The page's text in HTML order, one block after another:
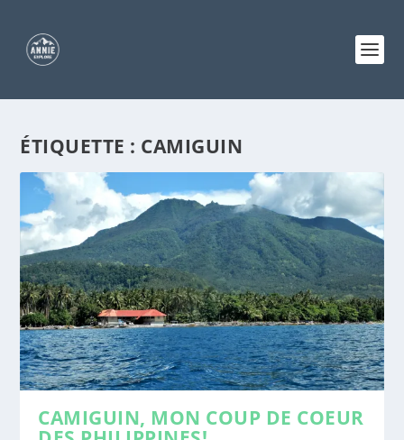
ÉTIQUETTE : CAMIGUIN
CAMIGUIN, MON COUP DE COEUR